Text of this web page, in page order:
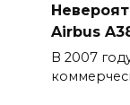
Airbus
В 2007